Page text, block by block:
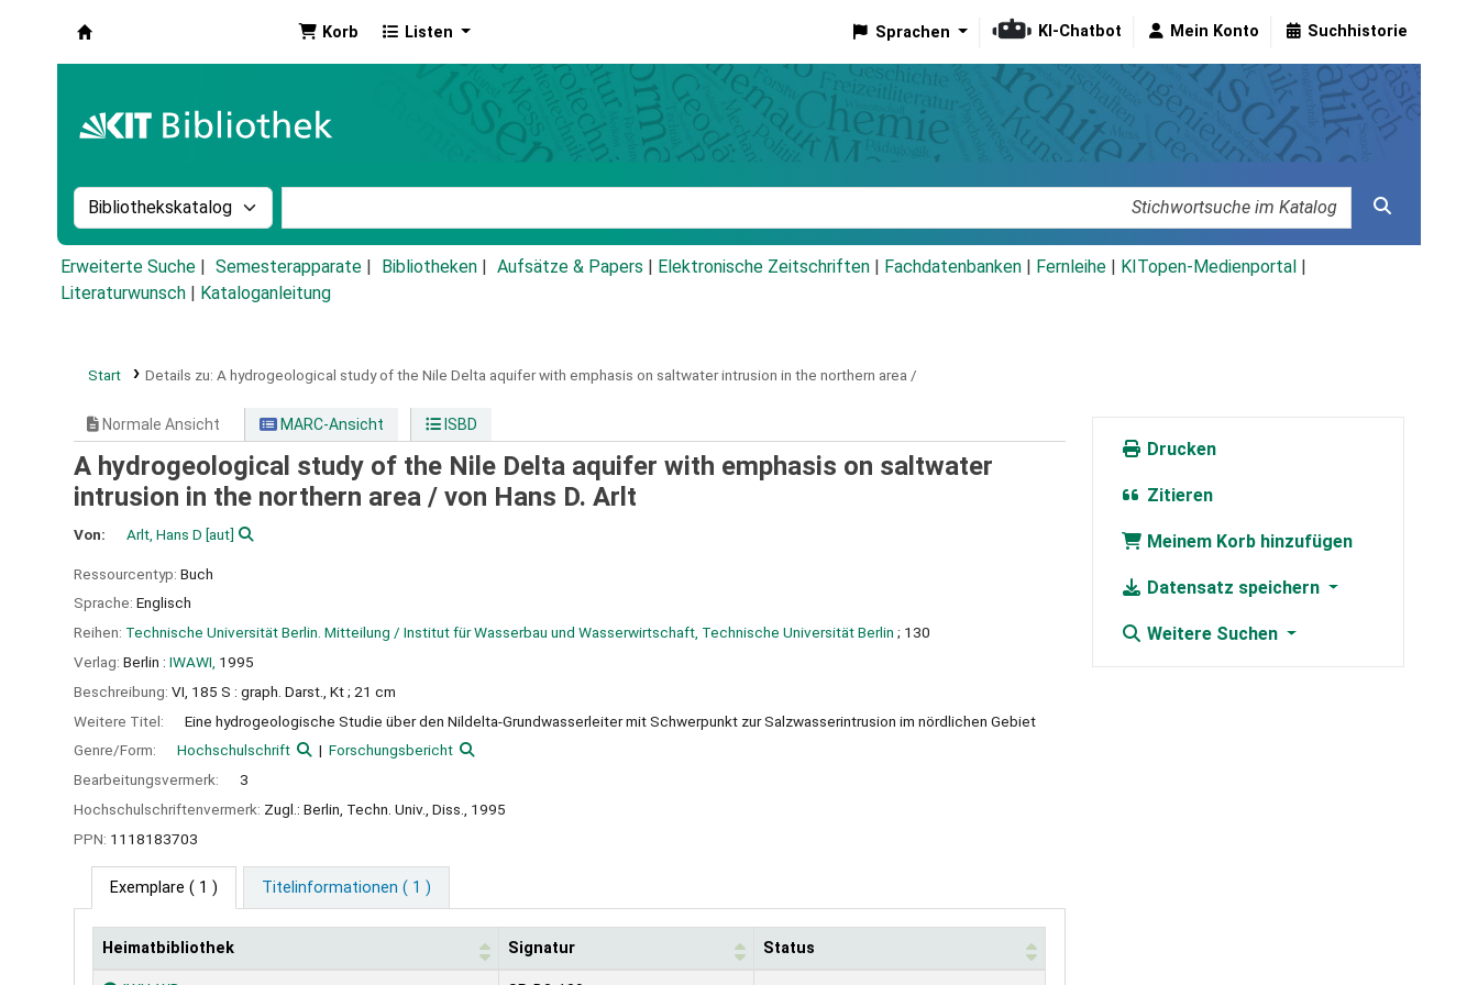
Korb Listen Sprachen KI-Chatbot Mein Konto Suchhistorie
Suche im Katalog nach:
Erweiterte Suche Semesterapparate Bibliotheken Aufsätze & Papers Elektronische Zeitschriften Fachdatenbanken Fernleihe KITopen-Medienportal
Literaturwunsch
Kataloganleitung
Start Details zu: A hydrogeological study of the Nile Delta aquifer with emphasis on saltwater intrusion in the northern area /
Normale Ansicht MARC-Ansicht ISBD
A hydrogeological study of the Nile Delta aquifer with emphasis on saltwater
intrusion in the northern area / von Hans D. Arlt
Von: Arlt, Hans D [aut]
Ressourcentyp: Buch
Sprache: Englisch
Reihen: Technische Universität Berlin. Mitteilung / Institut für Wasserbau und Wasserwirtschaft, Technische Universität Berlin ; 130
Verlag: Berlin : IWAWI, 1995
Beschreibung: VI, 185 S : graph. Darst., Kt ; 21 cm
Weitere Titel:
Eine hydrogeologische Studie über den Nildelta-Grundwasserleiter mit Schwerpunkt zur Salzwasserintrusion im nördlichen Gebiet
Genre/Form:
Hochschulschrift
Forschungsbericht
Bearbeitungsvermerk:
3
Hochschulschriftenvermerk: Zugl.: Berlin, Techn. Univ., Diss., 1995
PPN: 1118183703
Exemplare ( 1 ) Titelinformationen ( 1 )
Exemplare
Heimatbibliothek Signatur Status
Drucken
Zitieren
Meinem Korb hinzufügen
Datensatz speichern
Weitere Suchen